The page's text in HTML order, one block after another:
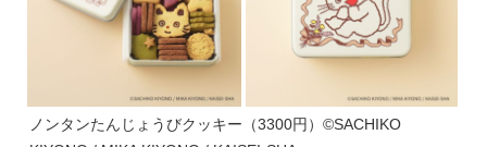
ノンタンたんじょうびクッキー（3300円）©SACHIKO